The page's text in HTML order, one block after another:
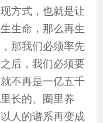
方式，也就是让
生命，那么再生
那我们必须率先
后，我们必须要
不再是一亿五千
长的、圈里养
人的谱系再变成